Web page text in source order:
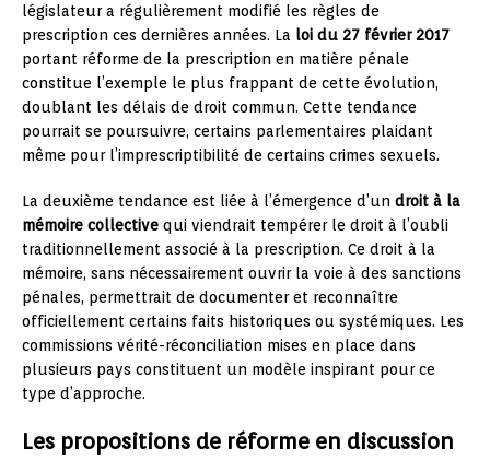
législateur a régulièrement modifié les règles de
prescription ces dernières années. La loi du 27 février 2017
portant réforme de la prescription en matière pénale
constitue l’exemple le plus frappant de cette évolution,
doublant les délais de droit commun. Cette tendance
pourrait se poursuivre, certains parlementaires plaidant
même pour l’imprescriptibilité de certains crimes sexuels.
La deuxième tendance est liée à l’émergence d’un droit à la
mémoire collective qui viendrait tempérer le droit à l’oubli
traditionnellement associé à la prescription. Ce droit à la
mémoire, sans nécessairement ouvrir la voie à des sanctions
pénales, permettrait de documenter et reconnaître
officiellement certains faits historiques ou systémiques. Les
commissions vérité-réconciliation mises en place dans
plusieurs pays constituent un modèle inspirant pour ce
type d’approche.
Les propositions de réforme en discussion